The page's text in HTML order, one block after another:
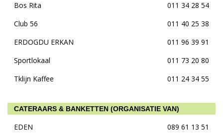
Bos Rita
011 34 28 54
Club 56
011 40 25 38
ERDOGDU ERKAN
011 96 39 91
Sportlokaal
011 73 20 80
Tklijn Kaffee
011 24 34 55
CATERAARS & BANKETTEN (ORGANISATIE VAN)
EDEN
089 61 13 51